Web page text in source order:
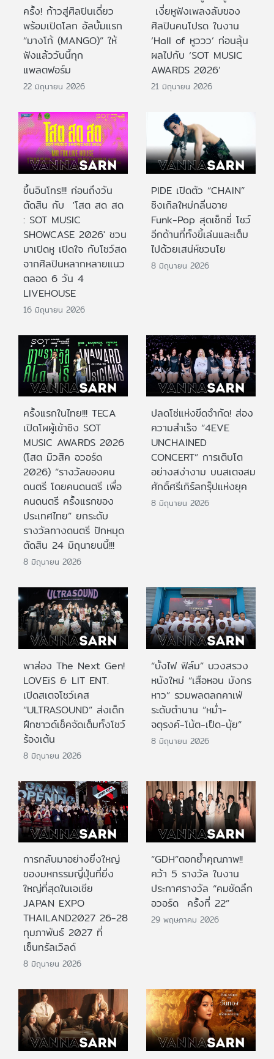
ครั้ง! ก้าวสู่ศิลปินเดี่ยว
พร้อมเปิดโลก อัลบั้มแรก
“มางโก้ (MANGO)” ให้
ฟังแล้ววันนี้ทุก
แพลตฟอร์ม
22 มิถุนายน 2026
เงี่ยหูฟังเพลงลับของ
ศิลปินคนโปรด ในงาน
‘Hall of หูววว’ ก่อนลุ้น
ผลไปกับ ‘SOT MUSIC
AWARDS 2026’
21 มิถุนายน 2026
ขึ้นอินโทร!!! ก่อนถึงวัน
ตัดสิน กับ 'โสต สด สด
: SOT MUSIC
SHOWCASE 2026' ชวน
มาเปิดหู เปิดใจ กับโชว์สด
จากศิลปินหลากหลายแนว
ตลอด 6 วัน 4
LIVEHOUSE
16 มิถุนายน 2026
PIDE เปิดตัว “CHAIN”
ซิงเกิลใหม่กลิ่นอาย
Funk-Pop สุดเซ็กซี่ โชว์
อีกด้านที่ทั้งขี้เล่นและเต็ม
ไปด้วยเสน่ห์ชวนโย
8 มิถุนายน 2026
ครั้งแรกในไทย!!! TECA
เปิดโผผู้เข้าชิง SOT
MUSIC AWARDS 2026
(โสต มิวสิค อวอร์ด
2026) “รางวัลของคน
ดนตรี โดยคนดนตรี เพื่อ
คนดนตรี ครั้งแรกของ
ประเทศไทย” ยกระดับ
รางวัลทางดนตรี ปักหมุด
ตัดสิน 24 มิถุนายนนี้!!!
8 มิถุนายน 2026
ปลดโซ่แห่งขีดจำกัด! ส่อง
ความสำเร็จ “4EVE
UNCHAINED
CONCERT” การเติบโต
อย่างสง่างาม บนสเตจสม
ศักดิ์ศรีเกิร์ลกรุ๊ปแห่งยุค
8 มิถุนายน 2026
พาส่อง The Next Gen!
LOVEiS & LIT ENT.
เปิดสเตจโชว์เคส
“ULTRASOUND” ส่งเด็ก
ฝึกซาวด์เช็คจัดเต็มทั้งโชว์
ร้องเต้น
8 มิถุนายน 2026
“บั้งไฟ ฟิล์ม” บวงสรวง
หนังใหม่ “เสือหอน มังกร
หาว” รวมพลตลกคาเฟ่
ระดับตำนาน “หม่ำ-
จตุรงค์-โน้ต-เป็ด-นุ้ย”
8 มิถุนายน 2026
การกลับมาอย่างยิ่งใหญ่
ของมหกรรมญี่ปุ่นที่ยิ่ง
ใหญ่ที่สุดในเอเชีย
JAPAN EXPO
THAILAND2027 26-28
กุมภาพันธ์ 2027 ที่
เซ็นทรัลเวิลด์
8 มิถุนายน 2026
“GDH”ตอกย้ำคุณภาพ!!
คว้า 5 รางวัล ในงาน
ประกาศรางวัล “คมชัดลึก
อวอร์ด ครั้งที่ 22”
29 พฤษภาคม 2026